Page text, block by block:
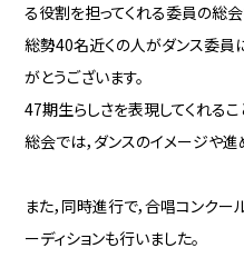
る役割を担ってくれる委員の総
総勢40名近くの人がダンス委員
がとうございます。
47期生らしさを表現してくれるこ
総会では，ダンスのイメージや
また，同時進行で，合唱コンク
ーディションも行いました。